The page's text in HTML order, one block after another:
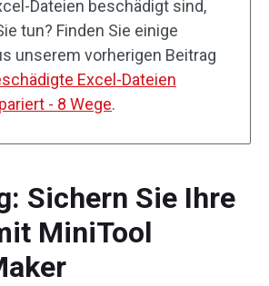
Dateien beschädigt sind,
tun? Finden Sie einige
unserem vorherigen Beitrag
Excel-Dateien
- 8 Wege.
Sichern Sie Ihre
MiniTool